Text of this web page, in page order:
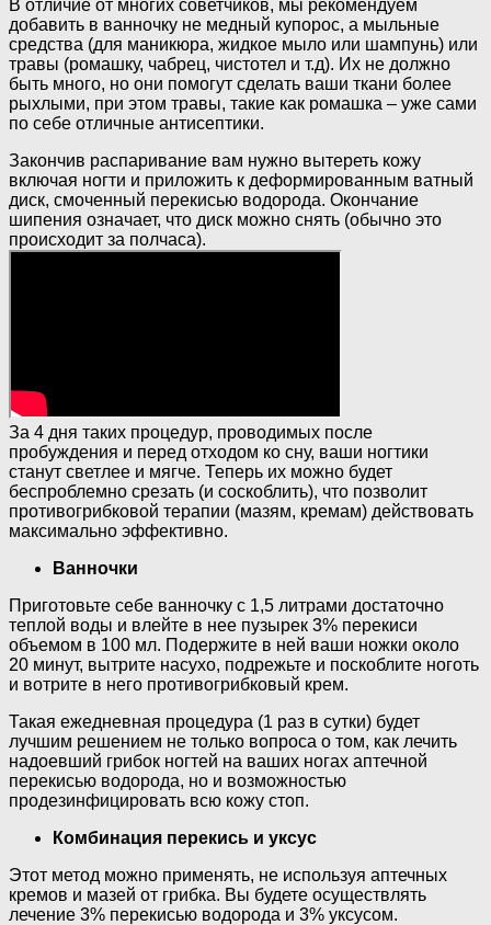
В отличие от многих советчиков, мы рекомендуем
добавить в ванночку не медный купорос, а мыльные
средства (для маникюра, жидкое мыло или шампунь) или
травы (ромашку, чабрец, чистотел и т.д). Их не должно
быть много, но они помогут сделать ваши ткани более
рыхлыми, при этом травы, такие как ромашка – уже сами
по себе отличные антисептики.
Закончив распаривание вам нужно вытереть кожу
включая ногти и приложить к деформированным ватный
диск, смоченный перекисью водорода. Окончание
шипения означает, что диск можно снять (обычно это
происходит за полчаса).
За 4 дня таких процедур, проводимых после
пробуждения и перед отходом ко сну, ваши ногтики
станут светлее и мягче. Теперь их можно будет
беспроблемно срезать (и соскоблить), что позволит
противогрибковой терапии (мазям, кремам) действовать
максимально эффективно.
Ванночки
Приготовьте себе ванночку с 1,5 литрами достаточно
теплой воды и влейте в нее пузырек 3% перекиси
объемом в 100 мл. Подержите в ней ваши ножки около
20 минут, вытрите насухо, подрежьте и поскоблите ноготь
и вотрите в него противогрибковый крем.
Такая ежедневная процедура (1 раз в сутки) будет
лучшим решением не только вопроса о том, как лечить
надоевший грибок ногтей на ваших ногах аптечной
перекисью водорода, но и возможностью
продезинфицировать всю кожу стоп.
Комбинация перекись и уксус
Этот метод можно применять, не используя аптечных
кремов и мазей от грибка. Вы будете осуществлять
лечение 3% перекисью водорода и 3% уксусом.